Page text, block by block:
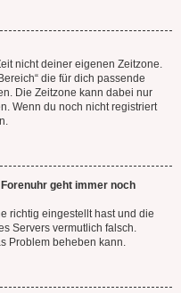
nicht deiner eigenen Zeitzone.
die für dich passende
Die Zeitzone kann dabei nur
Wenn du noch nicht registriert
geht immer noch
richtig eingestellt hast und die
Servers vermutlich falsch.
Problem beheben kann.